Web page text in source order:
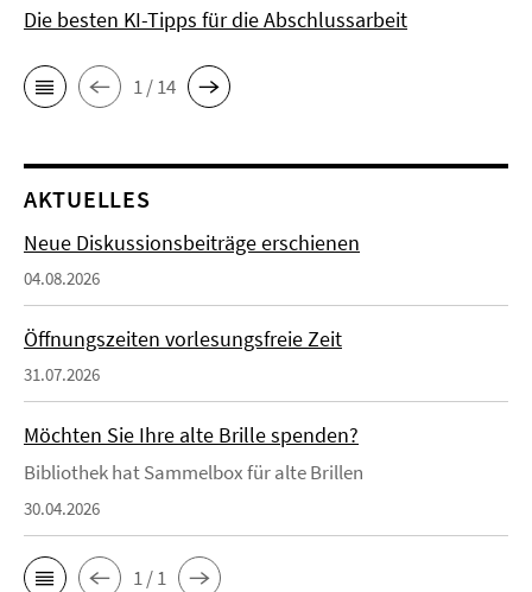
Die besten KI-Tipps für die Abschlussarbeit
1 / 14
AKTUELLES
Neue Diskussionsbeiträge erschienen
04.08.2026
Öffnungszeiten vorlesungsfreie Zeit
31.07.2026
Möchten Sie Ihre alte Brille spenden?
Bibliothek hat Sammelbox für alte Brillen
30.04.2026
1 / 1